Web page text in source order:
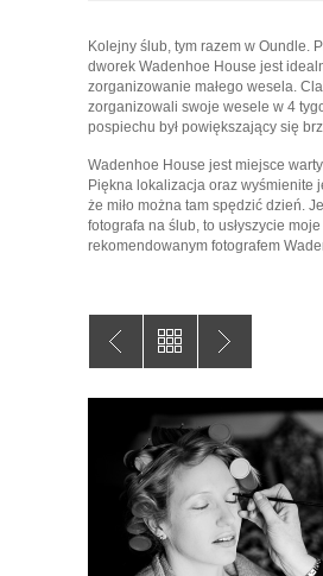
Kolejny ślub, tym razem w Oundle.
dworek Wadenhoe House jest
zorganizowanie małego wesela.
zorganizowali swoje wesele w 4
pospiechu był powiększający się
Wadenhoe House jest miejsce
Piękna lokalizacja oraz wyśmienite
że miło można tam spędzić dzień.
fotografa na ślub, to usłyszycie
rekomendowanym fotografem